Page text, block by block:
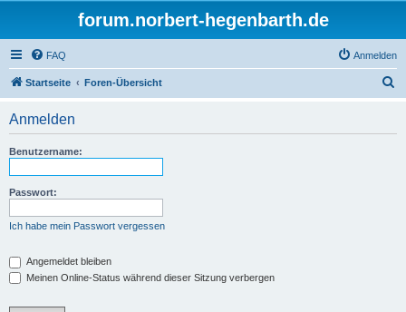
forum.norbert-hegenbarth.de
FAQ Anmelden
Startseite Foren-Übersicht
Anmelden
Benutzername:
Passwort:
Ich habe mein Passwort vergessen
Angemeldet bleiben
Meinen Online-Status während dieser Sitzung verbergen